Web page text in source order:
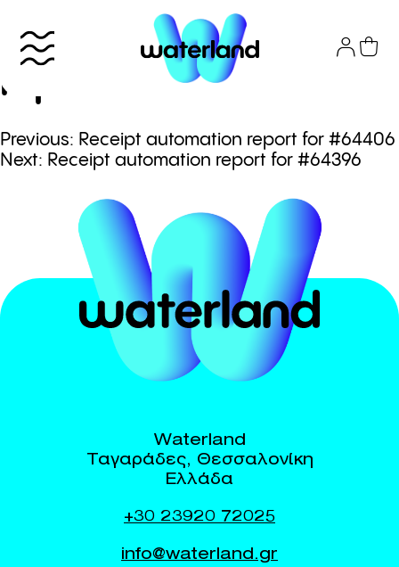
content
Το πάρκο
Attractions
Εισιτήρια
Receipt automation
report for #64402
Πλοήγηση
άρθρων
Previous: Receipt automation report for #64406
Next: Receipt automation report for #64396
Waterland
Ταγαράδες, Θεσσαλονίκη
Ελλάδα
+30 23920 72025
info@waterland.gr